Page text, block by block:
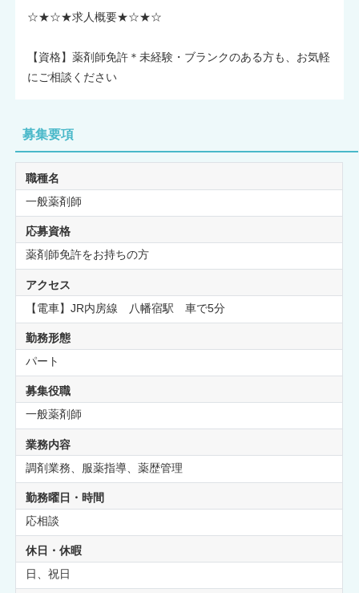
☆★☆★求人概要★☆★☆
【資格】薬剤師免許＊未経験・ブランクのある方も、お気軽
にご相談ください
募集要項
職種名
一般薬剤師
応募資格
薬剤師免許をお持ちの方
アクセス
【電車】JR内房線 八幡宿駅 車で5分
勤務形態
パート
募集役職
一般薬剤師
業務内容
調剤業務、服薬指導、薬歴管理
勤務曜日・時間
応相談
休日・休暇
日、祝日